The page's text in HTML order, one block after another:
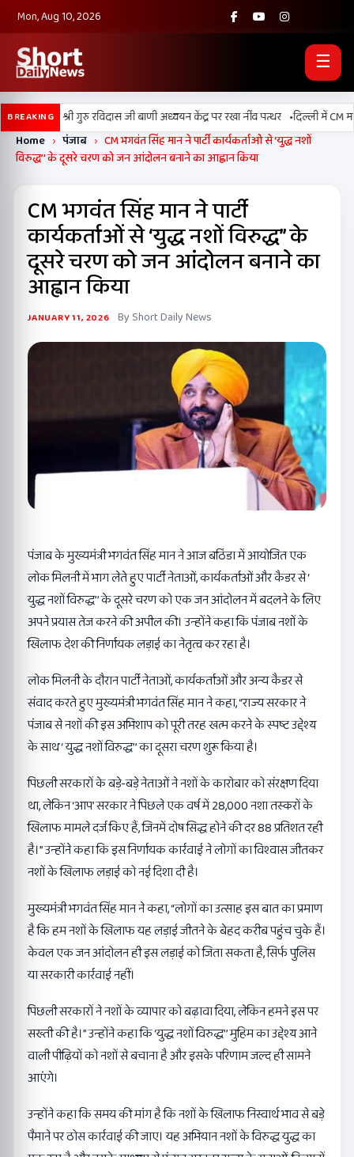
Mon, Aug 10, 2026
☰
BREAKING
में श्री गुरु रविदास जी बाणी अध्ययन केंद्र पर रखा नींव पत्थर •दिल्ली में CM मान
Home › पंजाब › CM भगवंत सिंह मान ने पार्टी कार्यकर्ताओं से ‘युद्ध नशों
विरुद्ध’’ के दूसरे चरण को जन आंदोलन बनाने का आह्वान किया
CM भगवंत सिंह मान ने पार्टी
कार्यकर्ताओं से ‘युद्ध नशों विरुद्ध’’ के
दूसरे चरण को जन आंदोलन बनाने का
आह्वान किया
JANUARY 11, 2026 By Short Daily News
पंजाब के मुख्यमंत्री भगवंत सिंह मान ने आज बठिंडा में आयोजित एक
लोक मिलनी में भाग लेते हुए पार्टी नेताओं, कार्यकर्ताओं और कैडर से ‘
युद्ध नशों विरुद्ध’’ के दूसरे चरण को एक जन आंदोलन में बदलने के लिए
अपने प्रयास तेज करने की अपील की। उन्होंने कहा कि पंजाब नशों के
खिलाफ देश की निर्णायक लड़ाई का नेतृत्व कर रहा है।
लोक मिलनी के दौरान पार्टी नेताओं, कार्यकर्ताओं और अन्य कैडर से
संवाद करते हुए मुख्यमंत्री भगवंत सिंह मान ने कहा, “राज्य सरकार ने
पंजाब से नशों की इस अभिशाप को पूरी तरह खत्म करने के स्पष्ट उद्देश्य
के साथ ‘ युद्ध नशों विरुद्ध’’ का दूसरा चरण शुरू किया है।
पिछली सरकारों के बड़े-बड़े नेताओं ने नशों के कारोबार को संरक्षण दिया
था, लेकिन ‘आप’ सरकार ने पिछले एक वर्ष में 28,000 नशा तस्करों के
खिलाफ मामले दर्ज किए हैं, जिनमें दोष सिद्ध होने की दर 88 प्रतिशत रही
है।” उन्होंने कहा कि इस निर्णायक कार्रवाई ने लोगों का विश्वास जीतकर
नशों के खिलाफ लड़ाई को नई दिशा दी है।
मुख्यमंत्री भगवंत सिंह मान ने कहा, “लोगों का उत्साह इस बात का प्रमाण
है कि हम नशों के खिलाफ यह लड़ाई जीतने के बेहद करीब पहुंच चुके हैं।
केवल एक जन आंदोलन ही इस लड़ाई को जिता सकता है, सिर्फ पुलिस
या सरकारी कार्रवाई नहीं।
पिछली सरकारों ने नशों के व्यापार को बढ़ावा दिया, लेकिन हमने इस पर
सख्ती की है।” उन्होंने कहा कि ‘युद्ध नशों विरुद्ध’’ मुहिम का उद्देश्य आने
वाली पीढ़ियों को नशों से बचाना है और इसके परिणाम जल्द ही सामने
आएंगे।
उन्होंने कहा कि समय की मांग है कि नशों के खिलाफ निस्वार्थ भाव से बड़े
पैमाने पर ठोस कार्रवाई की जाए। यह अभियान नशों के विरुद्ध युद्ध का